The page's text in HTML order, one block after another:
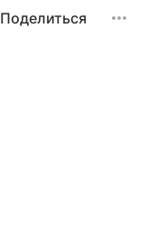
Поделиться